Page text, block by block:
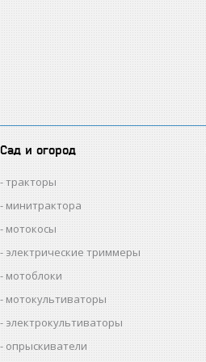
Сад и огород
тракторы
минитрактора
мотокосы
электрические триммеры
мотоблоки
мотокультиваторы
электрокультиваторы
опрыскиватели